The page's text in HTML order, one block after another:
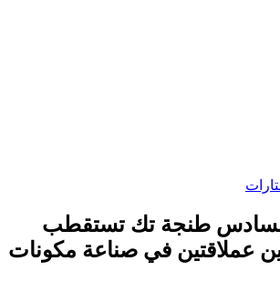
طنجة تك تستقطب
عملاقتين في صناعة مكونات